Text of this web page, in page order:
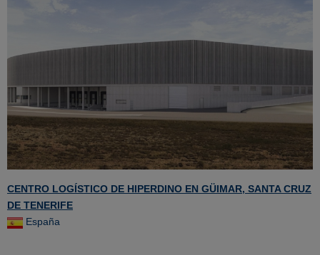
CENTRO LOGÍSTICO DE HIPERDINO EN GÜIMAR, SANTA CRUZ
DE TENERIFE
España